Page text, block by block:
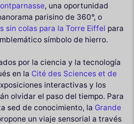
, una oportunidad
parisino de 360°, o
sin colas para la Torre Eiffel para
símbolo de hierro.
por la ciencia y la tecnología
en la Cité des Sciences et de
interactivas y los
olvidar el paso del tiempo. Para
sed de conocimiento, la Grande
un viaje sensorial a través